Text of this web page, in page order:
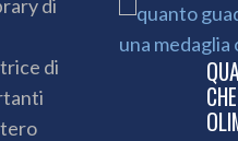
di
di